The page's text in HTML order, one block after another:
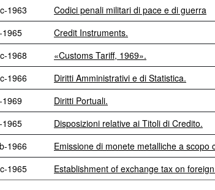
1963
Codici penali militari di pace e di guerra
1965
Credit Instruments.
1968
«Customs Tariff, 1969».
1966
Diritti Amministrativi e di Statistica.
1969
Diritti Portuali.
1965
Disposizioni relative ai Titoli di Credito.
1966
Emissione di monete metalliche a scopo
1965
Establishment of exchange tax on